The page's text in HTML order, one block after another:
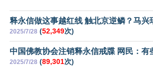
释永信做这事越红线 触北京逆鳞？马兴
2025/7/28 (52,349次)
中国佛教协会注销释永信戒牒 网民：有
2025/7/28 (89,301次)